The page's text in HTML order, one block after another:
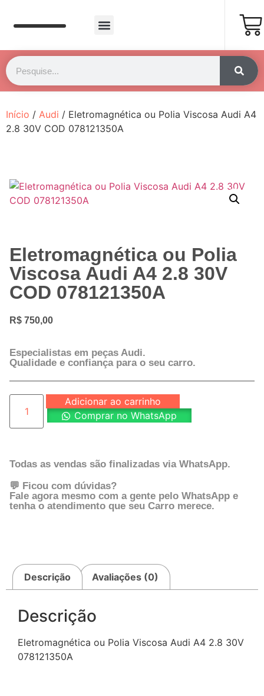
Início / Audi / Eletromagnética ou Polia Viscosa Audi A4
2.8 30V COD 078121350A
Eletromagnética ou Polia
Viscosa Audi A4 2.8 30V
COD 078121350A
R$ 750,00
Especialistas em peças Audi.
Qualidade e confiança para o seu carro.
Adicionar ao carrinho
Comprar no WhatsApp
Todas as vendas são finalizadas via WhatsApp.
💬 Ficou com dúvidas?
Fale agora mesmo com a gente pelo WhatsApp e
tenha o atendimento que seu Carro merece.
Descrição Avaliações (0)
Descrição
Eletromagnética ou Polia Viscosa Audi A4 2.8 30V
078121350A